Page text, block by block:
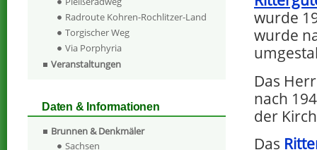
wurde
wurde
Das
nach
der
Das
Radroute Kohren-Rochlitzer-Land
Torgischer Weg
Via Porphyria
Veranstaltungen
Daten & Informationen
Brunnen & Denkmäler
Sachsen